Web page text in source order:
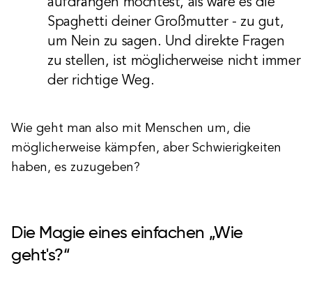
aufdrängen möchtest, als wäre es die
Spaghetti deiner Großmutter - zu gut,
um Nein zu sagen. Und direkte Fragen
zu stellen, ist möglicherweise nicht immer
der richtige Weg.
Wie geht man also mit Menschen um, die
möglicherweise kämpfen, aber Schwierigkeiten
haben, es zuzugeben?
Die Magie eines einfachen „Wie
geht's?“